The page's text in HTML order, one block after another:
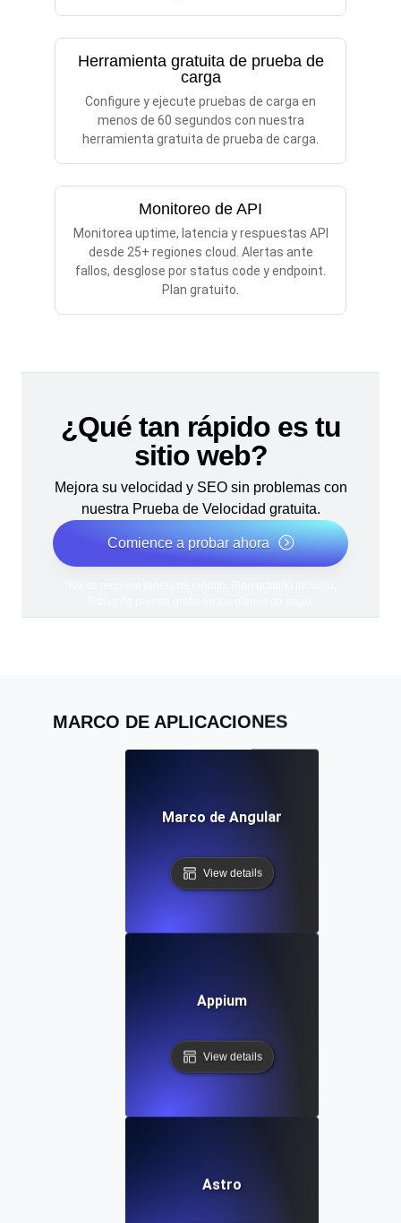
Herramienta gratuita de prueba de
carga
Configure y ejecute pruebas de carga en
menos de 60 segundos con nuestra
herramienta gratuita de prueba de carga.
Monitoreo de API
Monitorea uptime, latencia y respuestas API
desde 25+ regiones cloud. Alertas ante
fallos, desglose por status code y endpoint.
Plan gratuito.
¿Qué tan rápido es tu
sitio web?
Mejora su velocidad y SEO sin problemas con
nuestra Prueba de Velocidad gratuita.
Comience a probar ahora
MARCO DE APLICACIONES
Marco de Angular
View details
Appium
View details
Astro